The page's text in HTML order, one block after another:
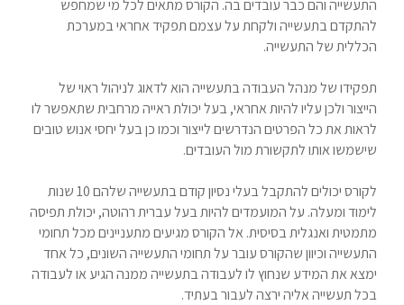
התעשייה והם כבר עובדים בה. הקורס מתאים לכל מי שמחפש
להתקדם בתעשייה ולקחת על עצמם תפקיד אחראי במערכת
הכללית של התעשייה.
תפקידו של מנהל העבודה בתעשייה הוא לדאוג לניהול ראוי של
הייצור ולכן עליו להיות אחראי, בעל יכולת ראייה מרחבית שתאפשר לו
לראות את כל הפרטים הנדרשים לייצור וכמו כן בעל יחסי אנוש טובים
שישמשו אותו לתקשורת מול העובדים.
לקורס יכולים להתקבל בעלי נסיון קודם בתעשייה שלהם 10 שנות
לימוד ומעלה. על המועמדים להיות בעל עברית רהוטה, יכולת תפיסה
מתמטית ואנגלית בסיסית. אל הקורס מגיעים מתעניינים מכל תחומי
התעשייה וכיוון שהקורס עובר על תחומי התעשייה השונים, כל אחד
ימצא את המידע שנחוץ לו לעבודה בתעשייה ממנה הגיע או לעבודה
בכל תעשייה אליה ירצה לעבור בעתיד.